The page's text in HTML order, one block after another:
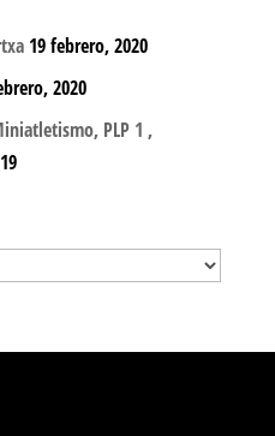
19 febrero, 2020
2020
PLP 1 ,